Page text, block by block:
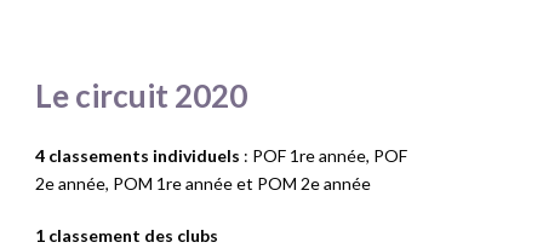
Le circuit 2020
4 classements individuels : POF 1reannée, POF
2eannée, POM 1reannée et POM 2eannée
1 classement des clubs